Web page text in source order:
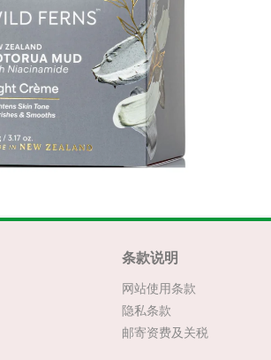
条款说明
网站使用条款
隐私条款
邮寄资费及关税